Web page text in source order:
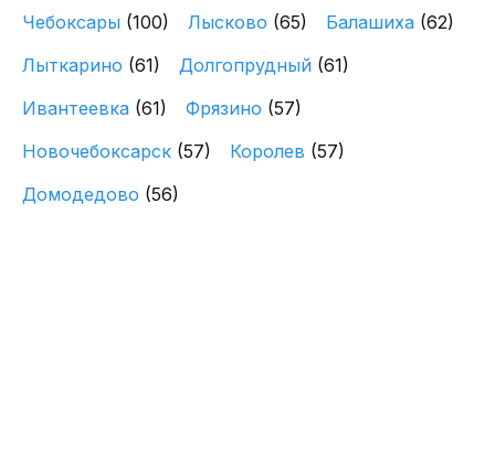
Чебоксары (100) Лысково (65) Балашиха (62)
Лыткарино (61) Долгопрудный (61)
Ивантеевка (61) Фрязино (57)
Новочебоксарск (57) Королев (57)
Домодедово (56)